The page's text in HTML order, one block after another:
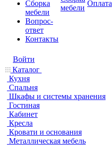
Сборка
мебели
Вопрос-
ответ
Контакты
мебели
Оплата
Войти
Каталог
Кухня
Спальня
Шкафы и системы хранения
Гостиная
Кабинет
Кресла
Кровати и основания
Металлическая мебель